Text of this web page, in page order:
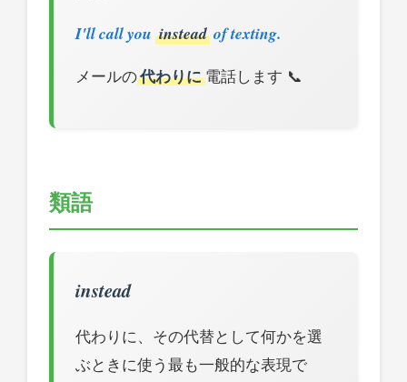
I'll call you instead of texting.
メールの代わりに電話します 📞
類語
instead
代わりに、その代替として何かを選
ぶときに使う最も一般的な表現で